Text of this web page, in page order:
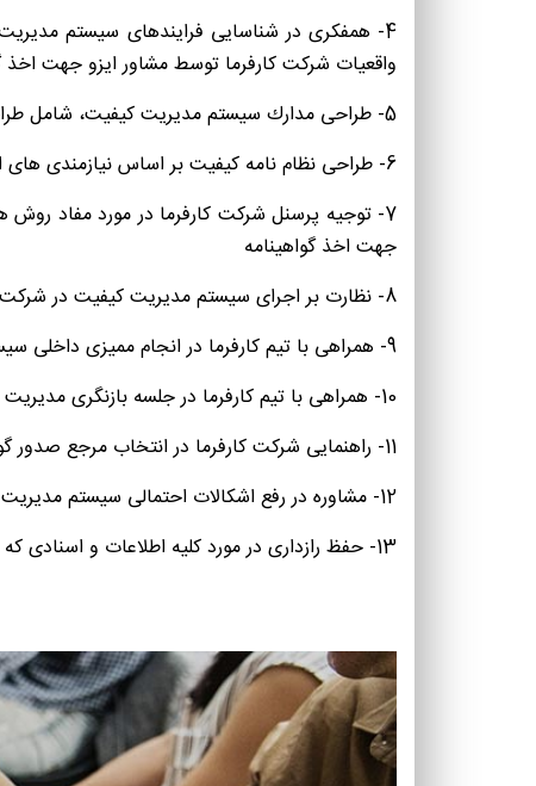
4- همفكری در شناسایی فرایندهای سیستم
واقعیات شركت كارفرما توسط مشاور ایزو جهت اخذ
5- طراحی مدارك سیستم مدیریت كیفیت، شامل طراحی روشهای اجرایی و دستورالعمل های كاری و فرم ها، به منظور تطبیق با نیازمندی های استاندارد در شركت كارفرما
6- طراحی نظام نامه كیفیت بر اساس نیازمندی های استاندارد ایزو
7- توجیه پرسنل شرکت كارفرما در مورد مفاد
جهت اخذ گواهینامه
8- نظارت بر اجرای سیستم مدیریت كیفیت در شركت كارفرما و رفع اشكالات احتمالی در ارتباط با موضوع قرار داد
9- همراهی با تیم كارفرما در انجام ممیزی داخلی سیستم مدیریت كیفیت
10- همراهی با تیم كارفرما در جلسه بازنگری مدیریت توسط مشاور ایزو
11- راهنمایی شركت كارفرما در انتخاب مرجع صدور گواهی ایزو
12- مشاوره در رفع اشكالات احتمالی سیستم مدیریت کیفیت شرکت پس از پیش‎ ممیزی مرجع صدور ایزو
13- حفظ رازداری در مورد كلیه اطلاعات و اسنادی كه طی دوره مشاوره ایزو به منظور تحقق موضوع قرار داد به مشاور ارائه می شود یا در شركت كارفرما رویت میگردد.